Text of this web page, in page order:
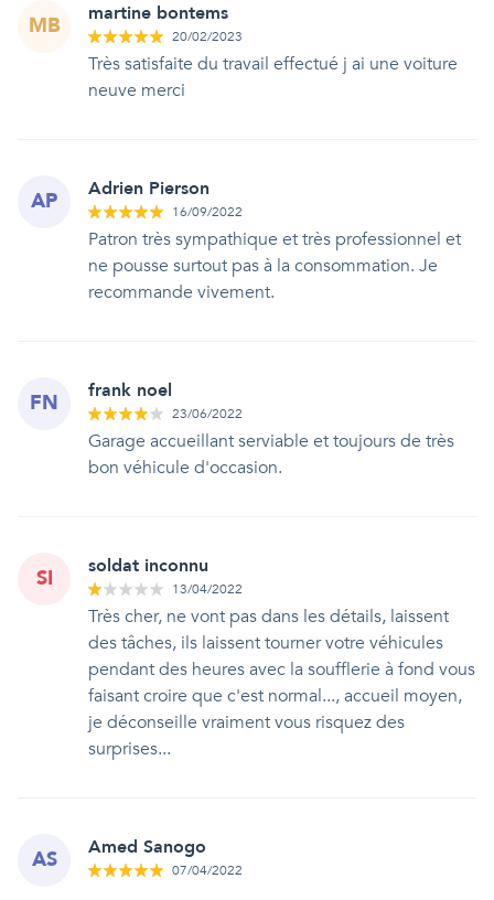
MB martine bontems
20/02/2023
Très satisfaite du travail effectué j ai une voiture
neuve merci
AP Adrien Pierson
16/09/2022
Patron très sympathique et très professionnel et
ne pousse surtout pas à la consommation. Je
recommande vivement.
FN frank noel
23/06/2022
Garage accueillant serviable et toujours de très
bon véhicule d'occasion.
SI soldat inconnu
13/04/2022
Très cher, ne vont pas dans les détails, laissent
des tâches, ils laissent tourner votre véhicules
pendant des heures avec la soufflerie à fond vous
faisant croire que c'est normal..., accueil moyen,
je déconseille vraiment vous risquez des
surprises...
AS Amed Sanogo
07/04/2022